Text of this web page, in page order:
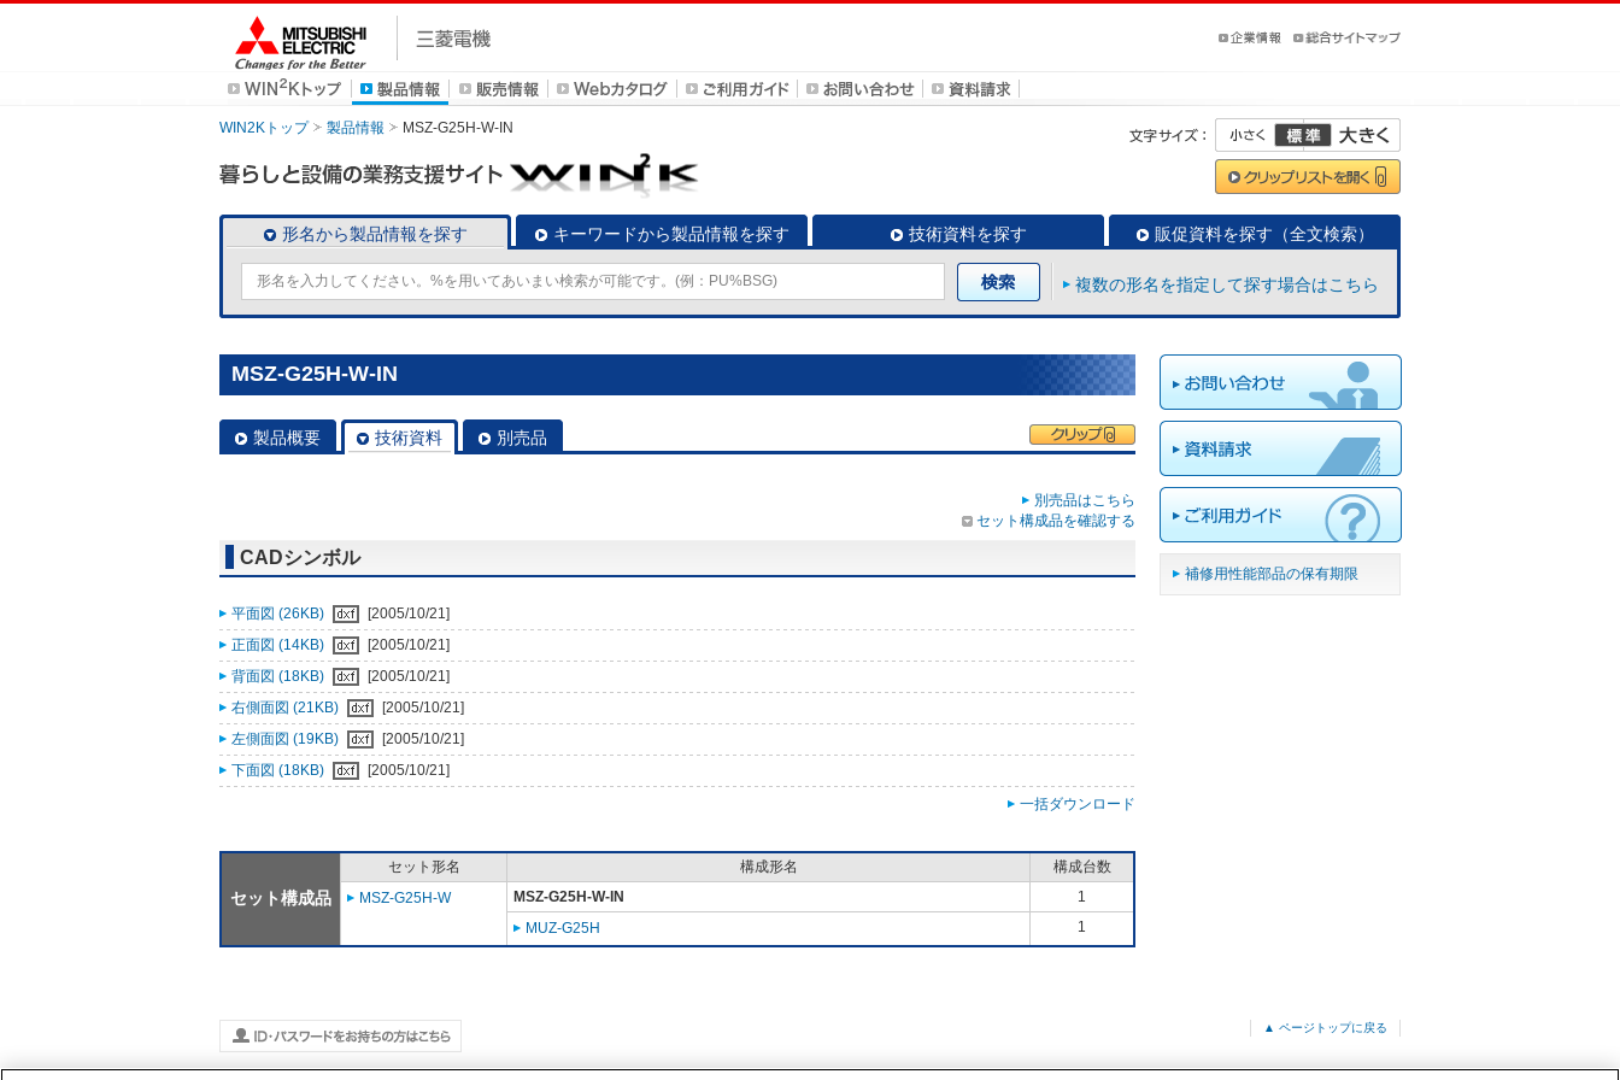
WIN2Kトップ 製品情報 MSZ-G25H-W-IN
形名から製品情報を探す キーワードから製品情報を探す 技術資料を探す 販促資料を探す（全文検索）
複数の形名を指定して探す場合はこちら
MSZ-G25H-W-IN
製品概要 技術資料 別売品
別売品はこちら
セット構成品を確認する
CADシンボル
平面図 (26KB)
[2005/10/21]
正面図 (14KB)
[2005/10/21]
背面図 (18KB)
[2005/10/21]
右側面図 (21KB)
[2005/10/21]
左側面図 (19KB)
[2005/10/21]
下面図 (18KB)
[2005/10/21]
一括ダウンロード
セット構成品
セット形名 構成形名
構成台数
MSZ-G25H-W
MSZ-G25H-W-IN
1
MUZ-G25H
1
補修用性能部品の保有期限
▲ ページトップに戻る